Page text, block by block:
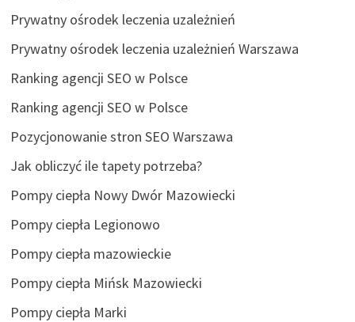
Prywatny ośrodek leczenia uzależnień
Prywatny ośrodek leczenia uzależnień Warszawa
Ranking agencji SEO w Polsce
Ranking agencji SEO w Polsce
Pozycjonowanie stron SEO Warszawa
Jak obliczyć ile tapety potrzeba?
Pompy ciepła Nowy Dwór Mazowiecki
Pompy ciepła Legionowo
Pompy ciepła mazowieckie
Pompy ciepła Mińsk Mazowiecki
Pompy ciepła Marki